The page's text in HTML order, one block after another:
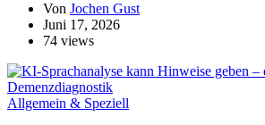
Von Jochen Gust
Juni 17, 2026
74 views
Allgemein & Speziell